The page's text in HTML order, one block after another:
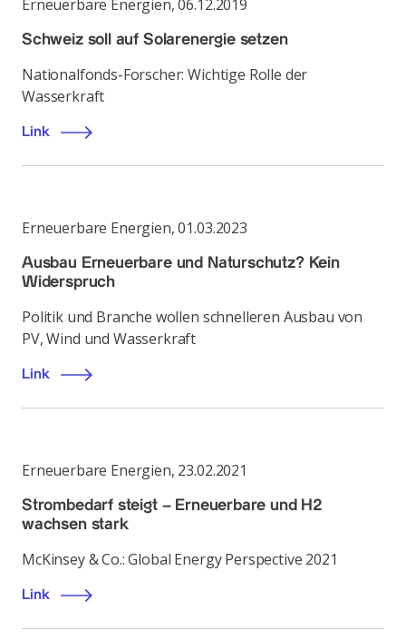
Erneuerbare Energien,06.12.2019
Schweiz soll auf Solarenergie setzen
Nationalfonds-Forscher: Wichtige Rolle der
Wasserkraft
Link
Erneuerbare Energien,01.03.2023
Ausbau Erneuerbare und Naturschutz? Kein
Widerspruch
Politik und Branche wollen schnelleren Ausbau von
PV, Wind und Wasserkraft
Link
Erneuerbare Energien, 23.02.2021
Strombedarf steigt – Erneuerbare und H2
wachsen stark
McKinsey & Co.: Global Energy Perspective 2021
Link